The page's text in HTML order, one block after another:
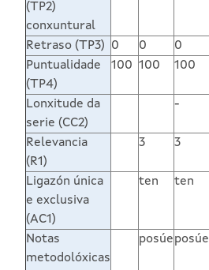
(TP2)
conxuntural
Retraso (TP3) 0 0 0
Puntualidade
(TP4)
100 100 100
Lonxitude da
serie (CC2)
-
Relevancia
(R1)
3 3
Ligazón única
e exclusiva
(AC1)
ten ten
Notas
metodolóxicas
posúeposúe